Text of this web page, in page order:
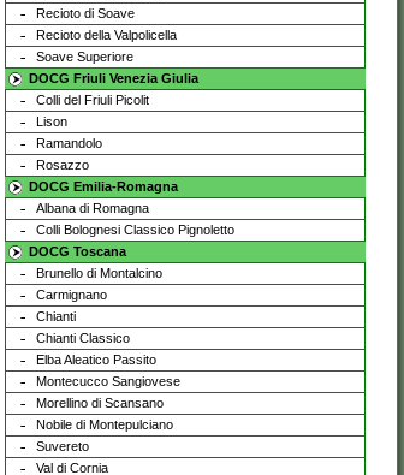
Recioto di Soave
Recioto della Valpolicella
Soave Superiore
DOCG Friuli Venezia Giulia
Colli del Friuli Picolit
Lison
Ramandolo
Rosazzo
DOCG Emilia-Romagna
Albana di Romagna
Colli Bolognesi Classico Pignoletto
DOCG Toscana
Brunello di Montalcino
Carmignano
Chianti
Chianti Classico
Elba Aleatico Passito
Montecucco Sangiovese
Morellino di Scansano
Nobile di Montepulciano
Suvereto
Val di Cornia